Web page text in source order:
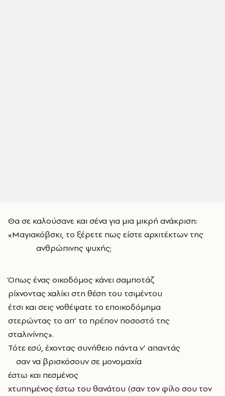
Θα σε καλούσανε και σένα για μια μικρή ανάκριση:
«Μαγιακόβσκι, το ξέρετε πως είστε αρχιτέκτων της
ανθρώπινης ψυχής;
Όπως ένας οικοδόμος κάνει σαμποτάζ
ρίχνοντας χαλίκι στη θέση του τσιμέντου
έτσι και σεις νοθέψατε το εποικοδόμημα
στερώντας το απ’ το πρέπον ποσοστό της
σταλινίνης».
Τότε εσύ, έχοντας συνήθειο πάντα ν’ απαντάς
σαν να βρισκόσουν σε μονομαχία
έστω και πεσμένος
χτυπημένος έστω του θανάτου (σαν τον φίλο σου τον